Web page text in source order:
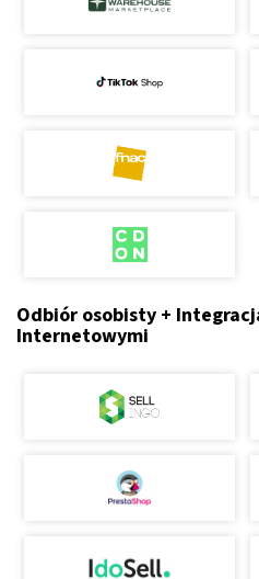
Odbiór osobisty +
Internetowymi